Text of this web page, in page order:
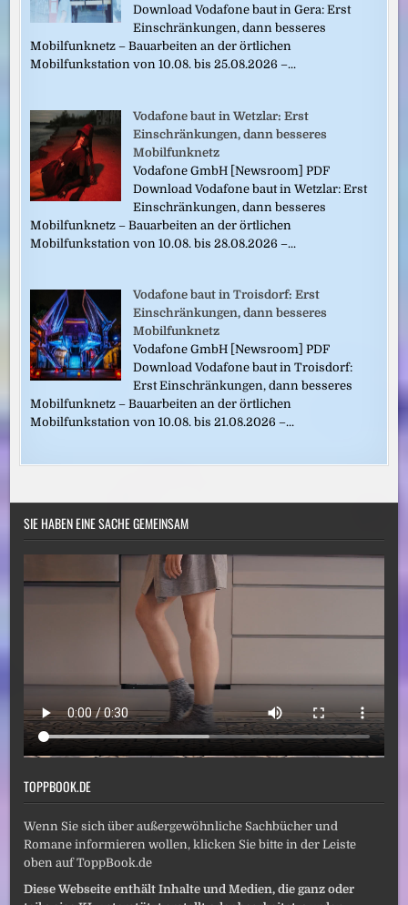
Download Vodafone baut in Gera: Erst
Einschränkungen, dann besseres
Mobilfunknetz – Bauarbeiten an der örtlichen
Mobilfunkstation von 10.08. bis 25.08.2026 –...
Vodafone baut in Wetzlar: Erst
Einschränkungen, dann besseres
Mobilfunknetz
Vodafone GmbH [Newsroom] PDF
Download Vodafone baut in Wetzlar: Erst
Einschränkungen, dann besseres
Mobilfunknetz – Bauarbeiten an der örtlichen
Mobilfunkstation von 10.08. bis 28.08.2026 –...
Vodafone baut in Troisdorf: Erst
Einschränkungen, dann besseres
Mobilfunknetz
Vodafone GmbH [Newsroom] PDF
Download Vodafone baut in Troisdorf:
Erst Einschränkungen, dann besseres
Mobilfunknetz – Bauarbeiten an der örtlichen
Mobilfunkstation von 10.08. bis 21.08.2026 –...
SIE HABEN EINE SACHE GEMEINSAM
TOPPBOOK.DE
Wenn Sie sich über außergewöhnliche Sachbücher und
Romane informieren wollen, klicken Sie bitte in der Leiste
oben auf ToppBook.de
Diese Webseite enthält Inhalte und Medien, die ganz oder